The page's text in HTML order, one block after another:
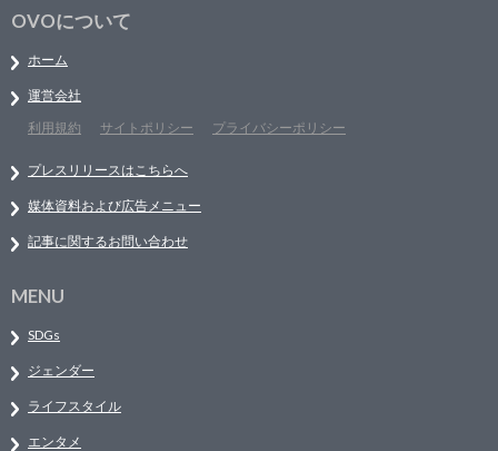
OVOについて
ホーム
運営会社
利用規約
サイトポリシー プライバシーポリシー
プレスリリースはこちらへ
媒体資料および広告メニュー
記事に関するお問い合わせ
MENU
SDGs
ジェンダー
ライフスタイル
エンタメ